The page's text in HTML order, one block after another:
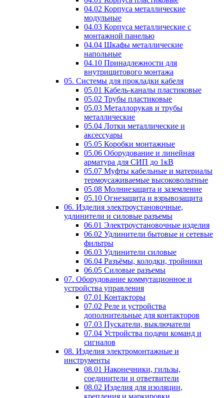
04.02 Корпуса металлические
модульные
04.03 Корпуса металлические с
монтажной панелью
04.04 Шкафы металлические
напольные
04.10 Принадлежности для
внутрищитового монтажа
05. Системы для прокладки кабеля
05.01 Кабель-каналы пластиковые
05.02 Трубы пластиковые
05.03 Металлорукав и трубы
металлические
05.04 Лотки металлические и
аксессуары
05.05 Коробки монтажные
05.06 Оборудование и линейная
арматура для СИП до 1кВ
05.07 Муфты кабельные и материалы
термоусаживаемые высоковольтные
05.08 Молниезащита и заземление
05.10 Огнезащита и взрывозащита
06. Изделия электроустановочные,
удлинители и силовые разъемы
06.01 Электроустановочные изделия
06.02 Удлинители бытовые и сетевые
фильтры
06.03 Удлинители силовые
06.04 Разъёмы, колодки, тройники
06.05 Силовые разъемы
07. Оборудование коммутационное и
устройства управления
07.01 Контакторы
07.02 Реле и устройства
дополнительные для контакторов
07.03 Пускатели, выключатели
07.04 Устройства подачи команд и
сигналов
08. Изделия электромонтажные и
инструменты
08.01 Наконечники, гильзы,
соединители и ответвители
08.02 Изделия для изоляции,
крепления и маркировки